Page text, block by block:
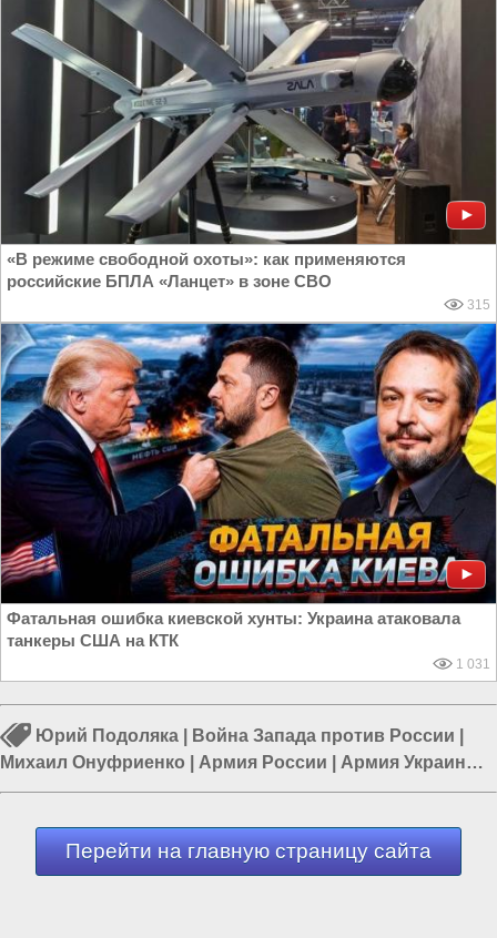
«В режиме свободной охоты»: как применяются
российские БПЛА «Ланцет» в зоне СВО
315
Фатальная ошибка киевской хунты: Украина атаковала
танкеры США на КТК
1 031
Юрий Подоляка Война Запада против России
Михаил Онуфриенко
Армия России Армия Украины|
Война в Новороссии|Курская область
Перейти на главную страницу сайта